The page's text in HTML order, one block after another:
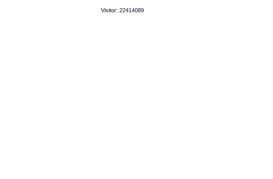
Visitor: 22414089